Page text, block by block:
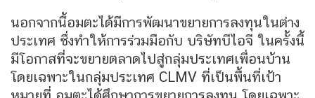
นอกจากนี้อมตะได้มีการพัฒนาขยายการลงทุนในต่าง
ประเทศ ซึ่งทำให้การร่วมมือกับ บริษัทบีไอจี ในครั้งนี้
มีโอกาสที่จะขยายตลาดไปสู่กลุ่มประเทศเพื่อนบ้าน
โดยเฉพาะในกลุ่มประเทศ CLMV ที่เป็นพื้นที่เป้า